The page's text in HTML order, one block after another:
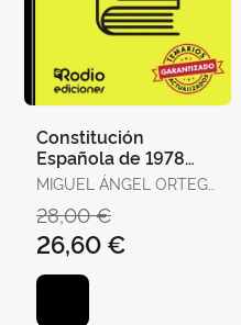
Constitución
Española de 1978
para Oposiciones.
Artículos, Re
MIGUEL ÁNGEL ORTEGA
28,00 €
26,60 €